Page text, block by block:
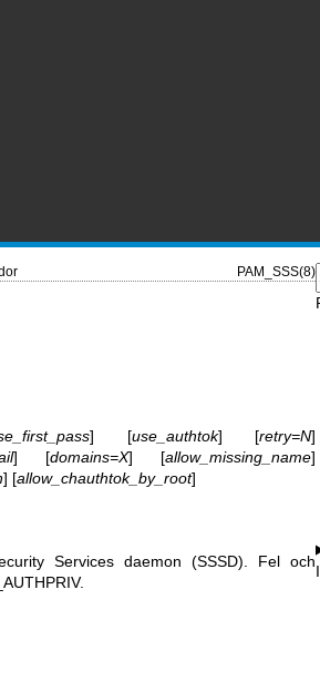
PAM_SSS(8)
] [use_authtok] [retry=N]
] [domains=X] [allow_missing_name]
] [allow_chauthtok_by_root]
Services daemon (SSSD). Fel och